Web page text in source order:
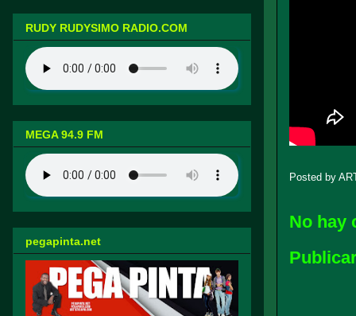
Posted by
No hay
RUDY RUDYSIMO RADIO.COM
MEGA 94.9 FM
pegapinta.net